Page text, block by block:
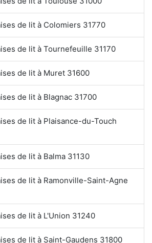
de lit à Colomiers 31770
de lit à Tournefeuille 31170
de lit à Muret 31600
de lit à Blagnac 31700
de lit à Plaisance-du-Touch
de lit à Balma 31130
de lit à Ramonville-Saint-Agne
de lit à L'Union 31240
de lit à Saint-Gaudens 31800